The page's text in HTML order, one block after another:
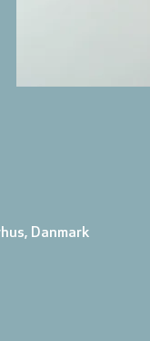
Danmark